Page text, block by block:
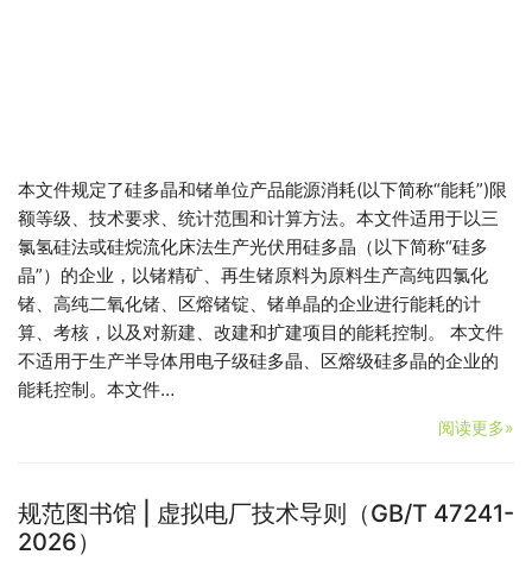
本文件规定了硅多晶和锗单位产品能源消耗(以下简称“能耗”)限
额等级、技术要求、统计范围和计算方法。本文件适用于以三
氯氢硅法或硅烷流化床法生产光伏用硅多晶（以下简称“硅多
晶”）的企业，以锗精矿、再生锗原料为原料生产高纯四氯化
锗、高纯二氧化锗、区熔锗锭、锗单晶的企业进行能耗的计
算、考核，以及对新建、改建和扩建项目的能耗控制。 本文件
不适用于生产半导体用电子级硅多晶、区熔级硅多晶的企业的
能耗控制。本文件…
阅读更多»
规范图书馆 | 虚拟电厂技术导则（GB/T 47241-
2026）